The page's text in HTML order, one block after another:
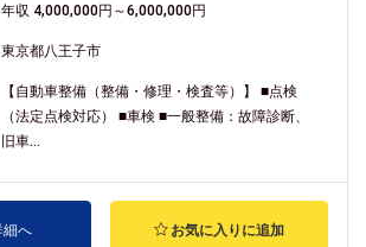
年収 4,000,000円～6,000,000円
東京都八王子市
【自動車整備（整備・修理・検査等）】 ■点検
（法定点検対応） ■車検 ■一般整備：故障診断、
旧車...
細へ お気に入りに追加